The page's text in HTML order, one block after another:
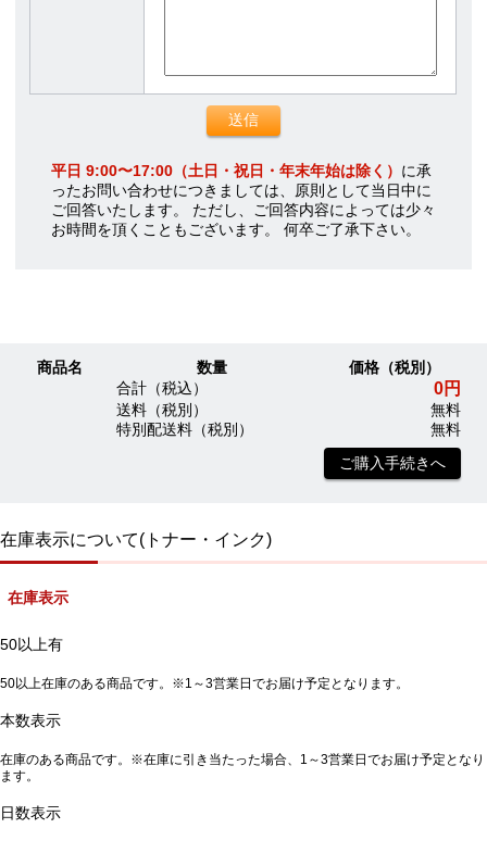
平日 9:00〜17:00（土日・祝日・年末年始は除く） に承
ったお問い合わせにつきましては、原則として当日中に
ご回答いたします。 ただし、ご回答内容によっては少々
お時間を頂くこともございます。 何卒ご了承下さい。
商品名 数量
価格（税別）
合計（税込）
0円
送料（税別）
無料
特別配送料（税別）
無料
ご購入手続きへ
在庫表示について(トナー・インク)
在庫表示
50以上有
50以上在庫のある商品です。※1～3営業日でお届け予定となります。
本数表示
在庫のある商品です。※在庫に引き当たった場合、1～3営業日でお届け予定となり
ます。
日数表示